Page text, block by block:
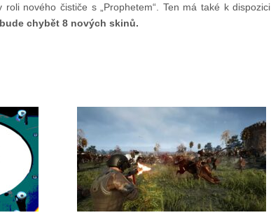
nového čističe s „Prophetem“. Ten má také k dispozici
chybět 8 nových skinů.